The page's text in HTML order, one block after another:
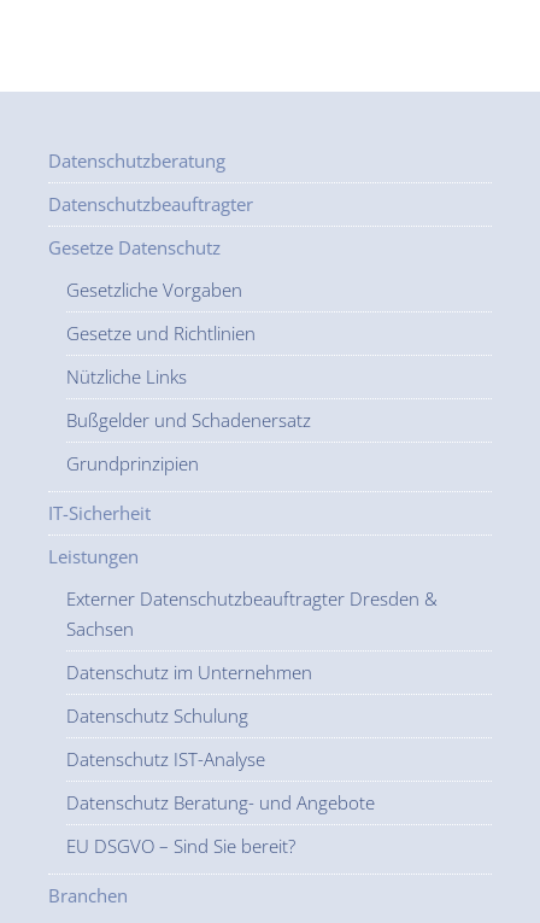
Datenschutzberatung
Datenschutzbeauftragter
Gesetze Datenschutz
Gesetzliche Vorgaben
Gesetze und Richtlinien
Nützliche Links
Bußgelder und Schadenersatz
Grundprinzipien
IT-Sicherheit
Leistungen
Externer Datenschutzbeauftragter Dresden &
Sachsen
Datenschutz im Unternehmen
Datenschutz Schulung
Datenschutz IST-Analyse
Datenschutz Beratung- und Angebote
EU DSGVO – Sind Sie bereit?
Branchen